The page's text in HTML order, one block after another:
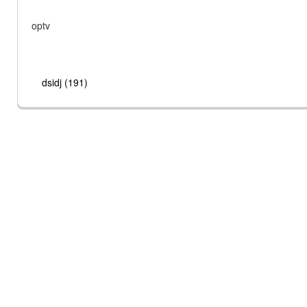
optv
dsidj (191)